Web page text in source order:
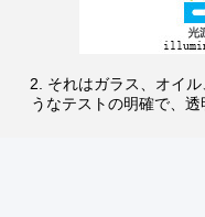
2. それはガラス、オイ
うなテストの明確で、